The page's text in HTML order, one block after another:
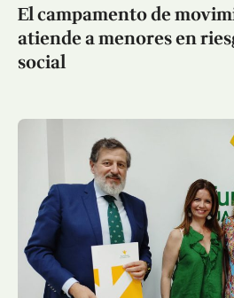
El campamento de
atiende a menores en
social